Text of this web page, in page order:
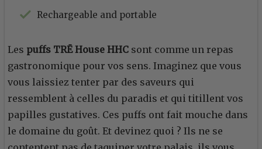
Rechargeable and portable
Les puffs TRĒ House HHC sont comme un repas
gastronomique pour vos sens. Imaginez que vous
vous laissiez tenter par des saveurs qui
ressemblent à celles du paradis et qui titillent vos
papilles gustatives. Ces puffs ont fait mouche dans
le domaine du goût. Et devinez quoi ? Ils ne se